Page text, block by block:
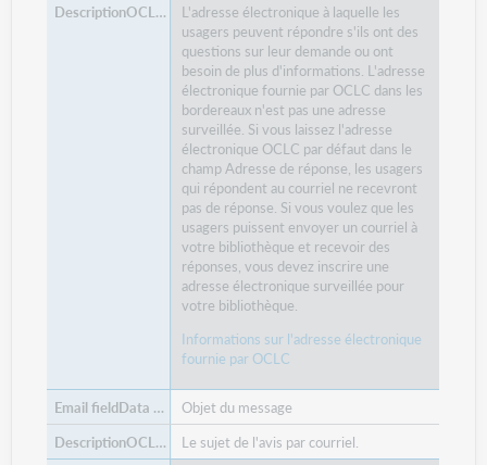
L'adresse électronique à laquelle les
usagers peuvent répondre s'ils ont des
questions sur leur demande ou ont
besoin de plus d'informations. L'adresse
électronique fournie par OCLC dans les
bordereaux n'est pas une adresse
surveillée. Si vous laissez l'adresse
électronique OCLC par défaut dans le
champ Adresse de réponse, les usagers
qui répondent au courriel ne recevront
pas de réponse. Si vous voulez que les
usagers puissent envoyer un courriel à
votre bibliothèque et recevoir des
réponses, vous devez inscrire une
adresse électronique surveillée pour
votre bibliothèque.
Informations sur l'adresse électronique
fournie par OCLC
Objet du message
Le sujet de l'avis par courriel.